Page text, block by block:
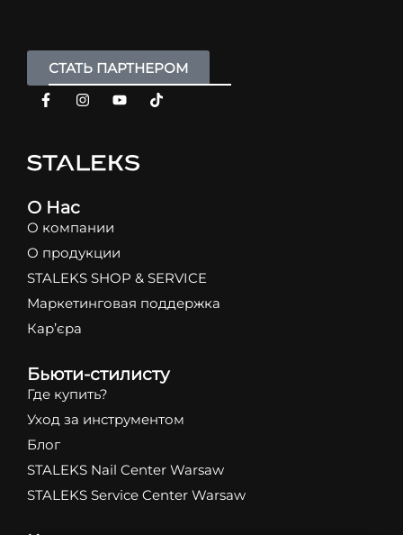
СТАТЬ ПАРТНЕРОМ
О Нас
О компании
О продукции
STALEKS SHOP & SERVICE
Маркетинговая поддержка
Кар’єра
Бьюти-стилисту
Где купить?
Уход за инструментом
Блог
STALEKS Nail Center Warsaw
STALEKS Service Center Warsaw